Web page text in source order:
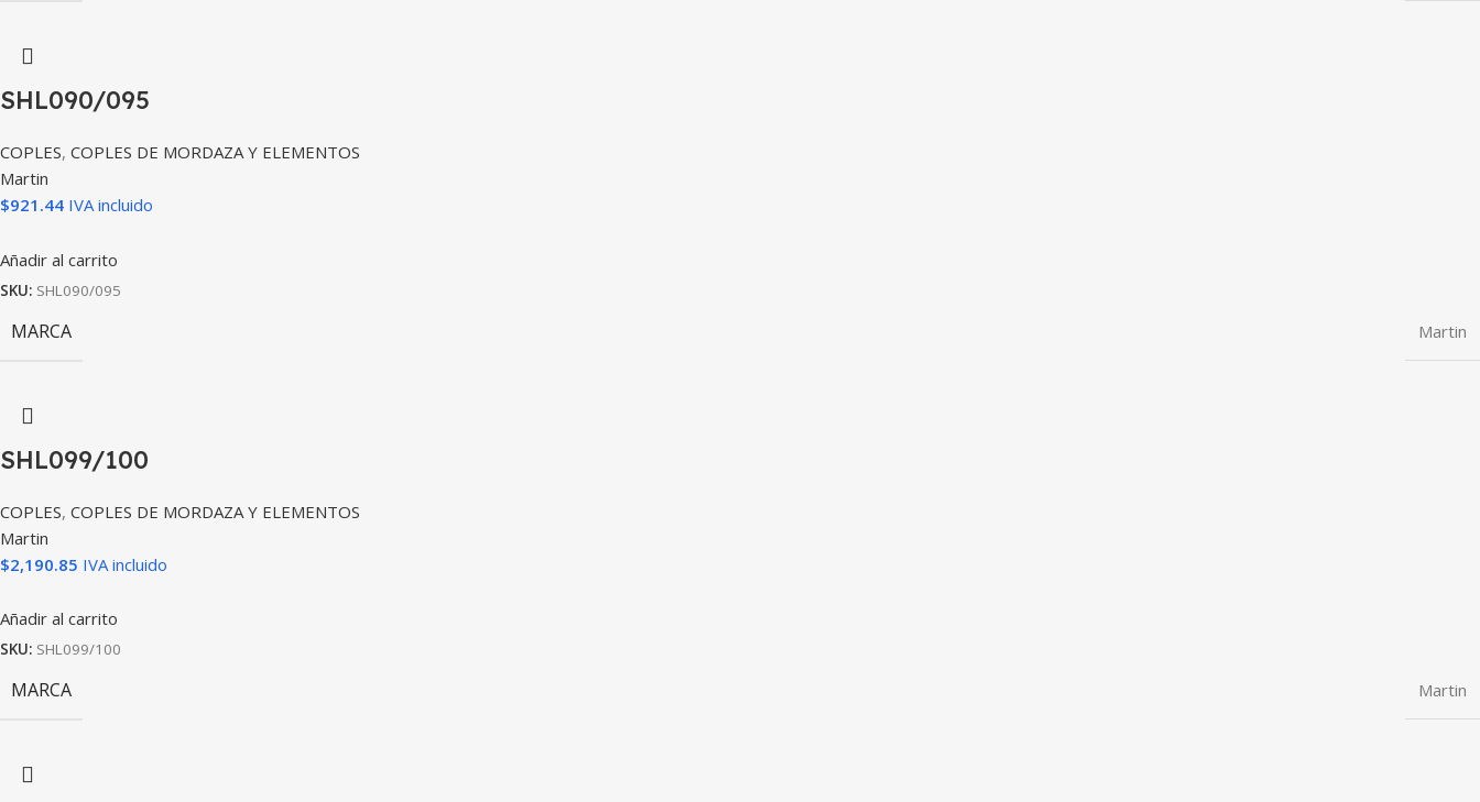
SHL090/095
COPLES, COPLES DE MORDAZA Y ELEMENTOS
Martin
$921.44 IVA incluido
Añadir al carrito
SKU: SHL090/095
MARCA Martin
SHL099/100
COPLES, COPLES DE MORDAZA Y ELEMENTOS
Martin
$2,190.85 IVA incluido
Añadir al carrito
SKU: SHL099/100
MARCA Martin